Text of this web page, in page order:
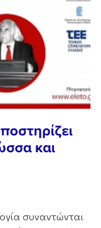
και
συναντώνται